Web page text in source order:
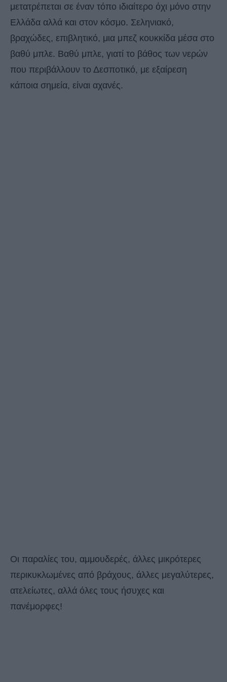
μετατρέπεται σε έναν τόπο ιδιαίτερο όχι μόνο στην
Ελλάδα αλλά και στον κόσμο. Σεληνιακό,
βραχώδες, επιβλητικό, μια μπεζ κουκκίδα μέσα στο
βαθύ μπλε. Βαθύ μπλε, γιατί το βάθος των νερών
που περιβάλλουν το Δεσποτικό, με εξαίρεση
κάποια σημεία, είναι αχανές.
Οι παραλίες του, αμμουδερές, άλλες μικρότερες
περικυκλωμένες από βράχους, άλλες μεγαλύτερες,
ατελείωτες, αλλά όλες τους ήσυχες και
πανέμορφες!